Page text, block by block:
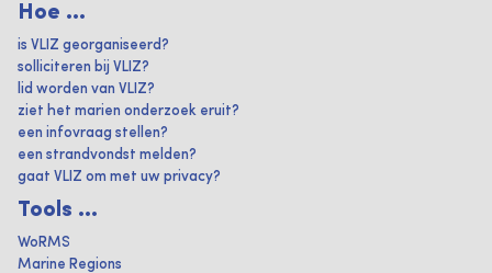
Hoe ...
is VLIZ georganiseerd?
solliciteren bij VLIZ?
lid worden van VLIZ?
ziet het marien onderzoek eruit?
een infovraag stellen?
een strandvondst melden?
gaat VLIZ om met uw privacy?
Tools ...
WoRMS
Marine Regions